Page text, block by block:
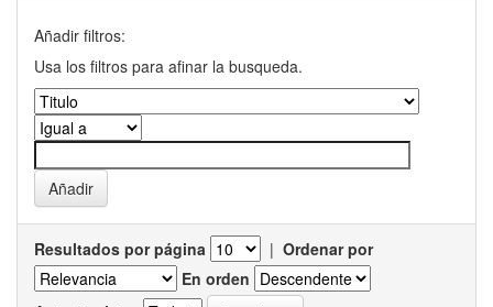
Añadir filtros:
Usa los filtros para afinar la busqueda.
Resultados por página | Ordenar por
En orden